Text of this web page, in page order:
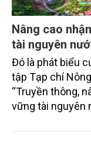
Nâng cao
tài nguyên
Đó là phát biểu
tập Tạp chí
“Truyền thông,
vững tài nguyên
trường phối hợp